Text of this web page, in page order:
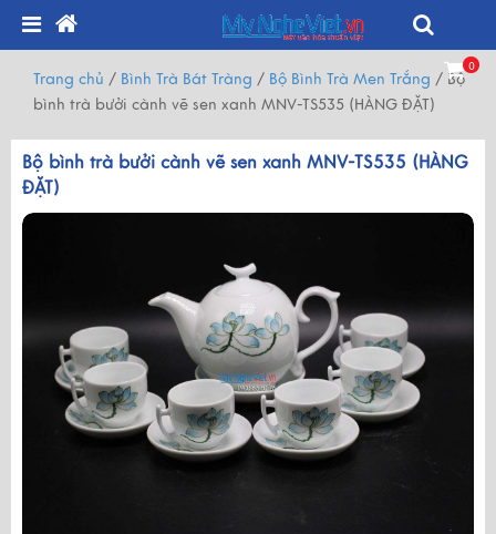
0
Trang chủ / Bình Trà Bát Tràng / Bộ Bình Trà Men Trắng / Bộ
bình trà bưởi cành vẽ sen xanh MNV-TS535 (HÀNG ĐẶT)
Bộ bình trà bưởi cành vẽ sen xanh MNV-TS535 (HÀNG
ĐẶT)